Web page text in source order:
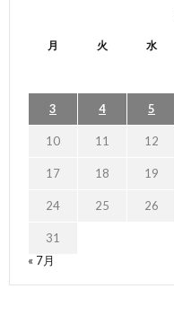
月 火 水
3 4 5
10 11 12
17 18 19
24 25 26
31
« 7月